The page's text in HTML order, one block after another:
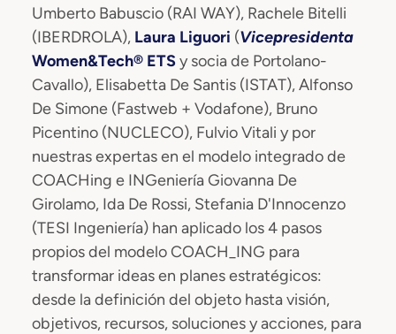
Umberto Babuscio (RAI WAY), Rachele Bitelli
(IBERDROLA), Laura Liguori (Vicepresidenta
Women&Tech® ETSy socia de Portolano-
Cavallo), Elisabetta De Santis (ISTAT), Alfonso
De Simone (Fastweb + Vodafone), Bruno
Picentino (NUCLECO), Fulvio Vitali y por
nuestras expertas en el modelo integrado de
COACHing e INGeniería Giovanna De
Girolamo, Ida De Rossi, Stefania D'Innocenzo
(TESI Ingeniería) han aplicado los 4 pasos
propios del modelo COACH_ING para
transformar ideas en planes estratégicos:
desde la definición del objeto hasta visión,
objetivos, recursos, soluciones y acciones, para